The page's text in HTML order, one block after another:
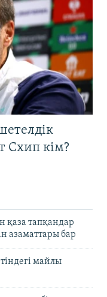
Схип кім?
тапқандар
азаматтары бар
майлы